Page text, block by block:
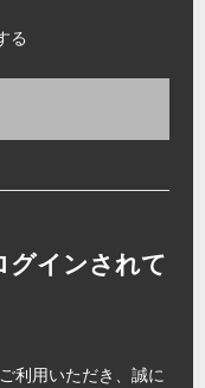
る
インされて
利用いただき、誠に